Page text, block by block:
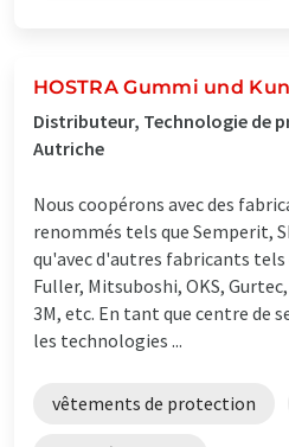
HOSTRA Gummi und
Distributeur, Technologie de
Autriche
Nous coopérons avec des
renommés tels que Semperit,
qu'avec d'autres fabricants tels
Fuller, Mitsuboshi, OKS,
3M, etc. En tant que centre de
les technologies ...
vêtements de protection